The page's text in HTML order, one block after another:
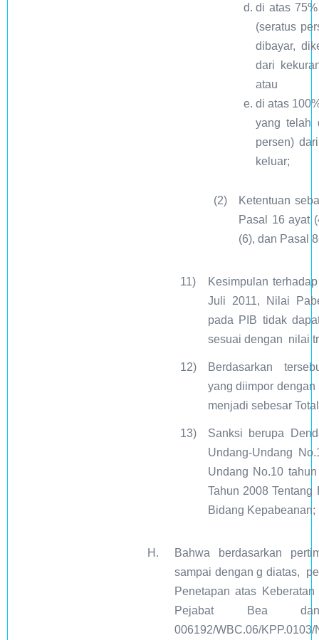
di atas
(seratus
dibayar,
dari
atau
di atas
yang telah
persen)
keluar;
(2)
Ketentuan
Pasal 16 ayat
(6), dan Pasal
11)
Kesimpulan
Juli 2011, Nilai
pada PIB tidak
sesuai dengan nilai
12)
Berdasarkan
yang diimpor
menjadi sebesar
13)
Sanksi berupa
Undang-Undang
Undang No.10
Tahun 2008
Bidang Kepabeanan;
H.
Bahwa berdasarkan
sampai dengan g diatas,
Penetapan atas
Pejabat Bea
006192/WBC.06/KPP.0103/